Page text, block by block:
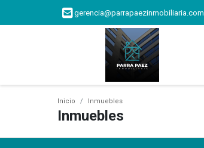
gerencia@parrapaezinmobiliaria.com
Inicio Inmuebles
Inmuebles